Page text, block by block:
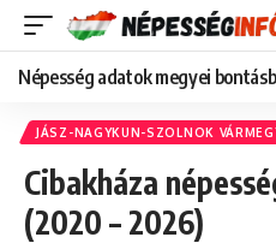
Népesség adatok megyei
JÁSZ-NAGYKUN-SZOLNOK
Cibakháza
(2020 – 2026)